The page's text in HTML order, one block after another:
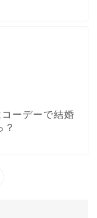
ーデーで結婚
？